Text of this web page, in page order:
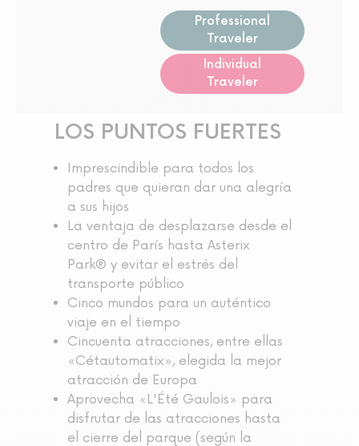
Professional
Traveler
Individual
Traveler
LOS PUNTOS FUERTES
Imprescindible para todos los
padres que quieran dar una alegría
a sus hijos
La ventaja de desplazarse desde el
centro de París hasta Asterix
Park® y evitar el estrés del
transporte público
Cinco mundos para un auténtico
viaje en el tiempo
Cincuenta atracciones, entre ellas
«Cétautomatix», elegida la mejor
atracción de Europa
Aprovecha «L'Été Gaulois» para
disfrutar de las atracciones hasta
el cierre del parque (según la